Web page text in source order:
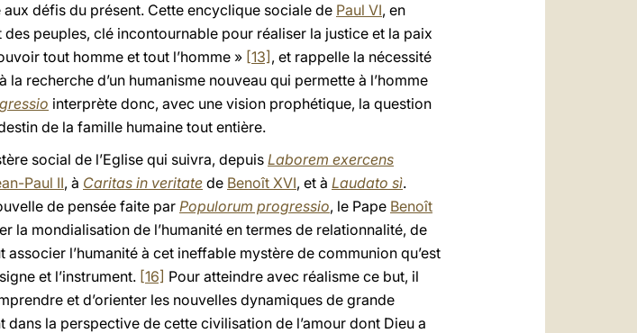
défis du présent. Cette encyclique sociale de Paul VI, en
peuples, clé incontournable pour réaliser la justice et la paix
tout homme et tout l’homme » [13] , et rappelle la nécessité
recherche d’un humanisme nouveau qui permette à l’homme
interprète donc, avec une vision prophétique, la question
de la famille humaine tout entière.
social de l’Eglise qui suivra, depuisLaborem exercens
Paul II, à Caritas in veritate de Benoît XVI, et à Laudato sì.
de pensée faite par Populorum progressio, le Pape Benoît
la mondialisation de l’humanité en termes de relationnalité, de
associer l’humanité à cet ineffable mystère de communion qu’est
et l’instrument. [16] Pour atteindre avec réalisme ce but, il
et d’orienter les nouvelles dynamiques de grande
la perspective de cette civilisation de l’amour dont Dieu a